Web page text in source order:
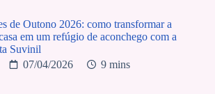
de Outono 2026: como transformar a
em um refúgio de aconchego com a
Suvinil
07/04/2026
9 mins